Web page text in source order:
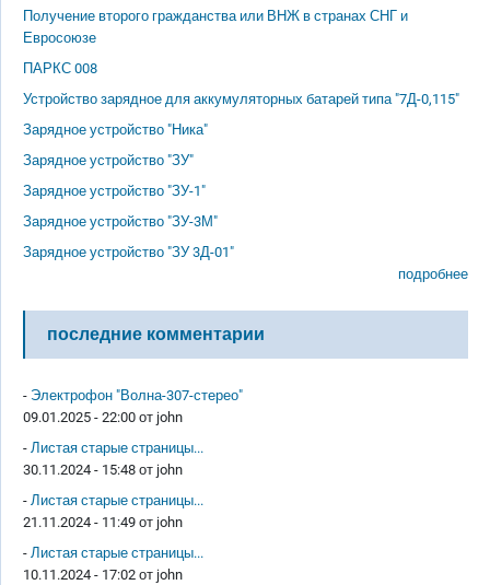
Получение второго гражданства или ВНЖ в странах СНГ и
Евросоюзе
ПАРКС 008
Устройство зарядное для аккумуляторных батарей типа "7Д-0,115"
Зарядное устройство "Ника"
Зарядное устройство "ЗУ"
Зарядное устройство "ЗУ-1"
Зарядное устройство "ЗУ-3М"
Зарядное устройство "ЗУ 3Д-01"
подробнее
последние комментарии
- Электрофон "Волна-307-стерео"
09.01.2025 - 22:00 от john
- Листая старые страницы...
30.11.2024 - 15:48 от john
- Листая старые страницы...
21.11.2024 - 11:49 от john
- Листая старые страницы...
10.11.2024 - 17:02 от john